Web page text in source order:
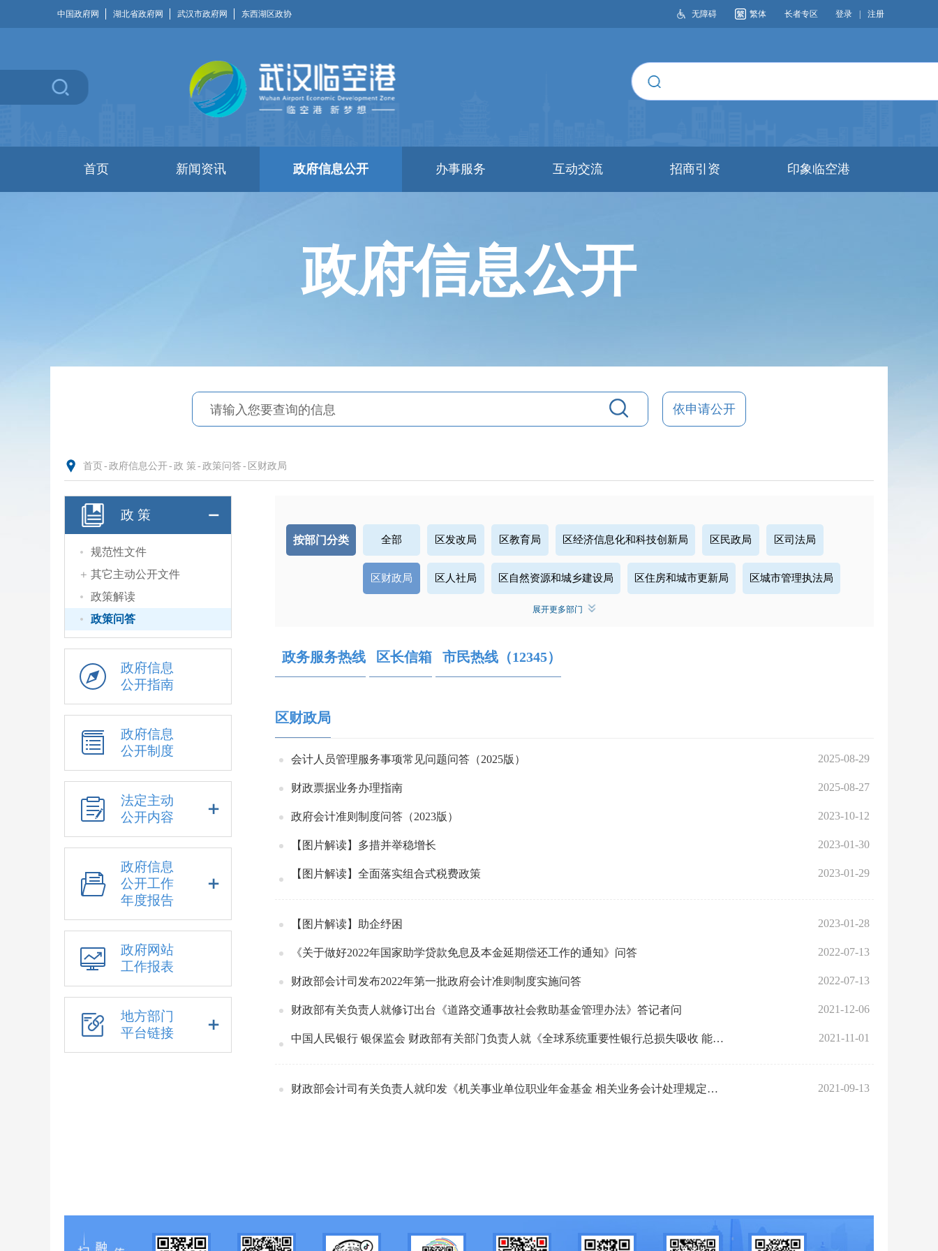
中国政府网 湖北省政府网 武汉市政府网 东西湖区政协 无障碍 繁体 长者专区 登录 注册
首页 新闻资讯 政府信息公开 办事服务 互动交流 招商引资 印象临空港
政府信息公开
依申请公开
首页 - 政府信息公开- 政 策 - 政策问答- 区财政局
政 策
规范性文件
其它主动公开文件
政策解读
政策问答
政府信息
公开指南
政府信息
公开制度
法定主动
公开内容
政府信息
公开工作
年度报告
政府网站
工作报表
地方部门
平台链接
按部门分类 全部 区发改局 区教育局 区经济信息化和科技创新局 区民政局 区司法局
区财政局 区人社局 区自然资源和城乡建设局 区住房和城市更新局 区城市管理执法局
区农业农村局
区卫生健康局 区退役军人事务局
展开更多部门
政务服务热线 区长信箱 市民热线（12345）
区财政局
会计人员管理服务事项常见问题问答（2025版） 2025-08-29
财政票据业务办理指南 2025-08-27
政府会计准则制度问答（2023版） 2023-10-12
【图片解读】多措并举稳增长 2023-01-30
【图片解读】全面落实组合式税费政策 2023-01-29
【图片解读】助企纾困 2023-01-28
《关于做好2022年国家助学贷款免息及本金延期偿还工作的通知》问答 2022-07-13
财政部会计司发布2022年第一批政府会计准则制度实施问答 2022-07-13
财政部有关负责人就修订出台《道路交通事故社会救助基金管理办法》答记者问 2021-12-06
中国人民银行 银保监会 财政部有关部门负责人就《全球系统重要性银行总损失吸收 能力管理办法》答记者问 2021-11-01
财政部会计司有关负责人就印发《机关事业单位职业年金基金 相关业务会计处理规定》答记者问 2021-09-13